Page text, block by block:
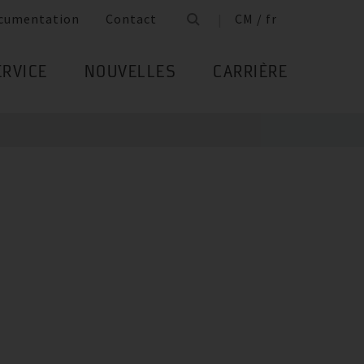
Contact CM / fr
NOUVELLES CARRIÈRE